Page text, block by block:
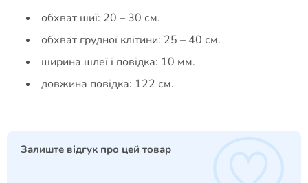
обхват шиї: 20 – 30 см.
обхват грудної клітини: 25 – 40 см.
ширина шлеї і повідка: 10 мм.
довжина повідка: 122 см.
Залиште відгук про цей товар